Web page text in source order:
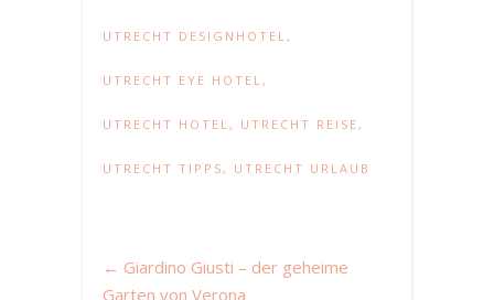
UTRECHT DESIGNHOTEL ,
UTRECHT EYE HOTEL ,
UTRECHT HOTEL , UTRECHT REISE ,
UTRECHT TIPPS , UTRECHT URLAUB
← Giardino Giusti – der geheime
Garten von Verona